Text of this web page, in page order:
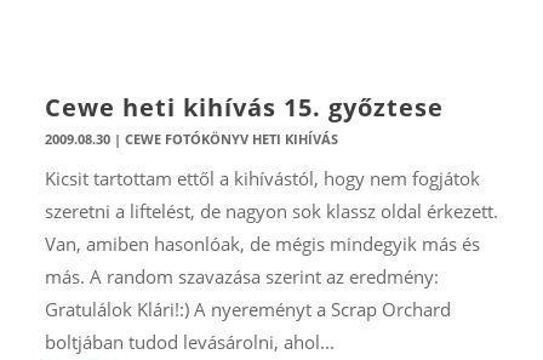
Cewe heti kihívás 15. győztese
2009.08.30| CEWE FOTÓKÖNYV HETI KIHÍVÁS
Kicsit tartottam ettől a kihívástól, hogy nem fogjátok
szeretni a liftelést, de nagyon sok klassz oldal érkezett.
Van, amiben hasonlóak, de mégis mindegyik más és
más. A random szavazása szerint az eredmény:
Gratulálok Klári!:) A nyereményt a Scrap Orchard
boltjában tudod levásárolni, ahol...